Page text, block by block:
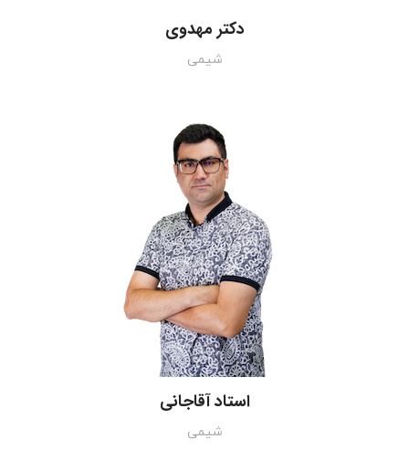
دکتر مهدوی
شیمی
استاد آقاجانی
شیمی